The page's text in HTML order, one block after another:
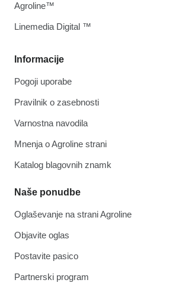
Informacije
Pogoji uporabe
Pravilnik o zasebnosti
Varnostna navodila
Mnenja o Agroline strani
Katalog blagovnih znamk
Naše ponudbe
Oglaševanje na strani Agroline
Objavite oglas
Postavite pasico
Partnerski program
Agroline™
Linemedia Digital ™